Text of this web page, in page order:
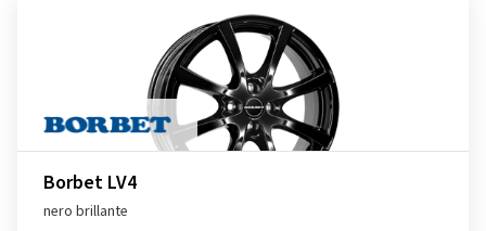
Borbet LV4
nero brillante